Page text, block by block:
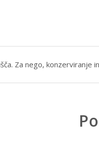
Za nego, konzerviranje